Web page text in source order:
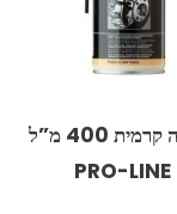
משחה קרמית 400 מ”ל
PRO-LINE